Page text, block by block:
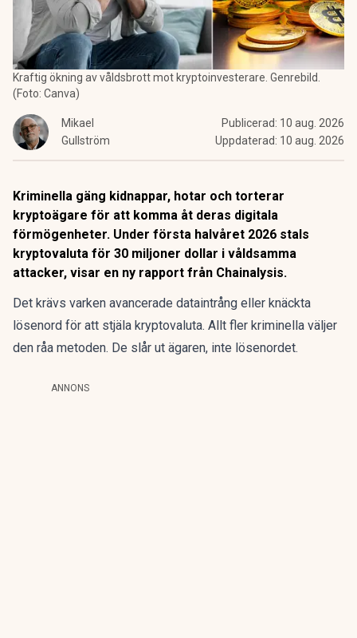
Kraftig ökning av våldsbrott mot kryptoinvesterare. Genrebild.
(Foto: Canva)
Mikael
Gullström
Publicerad: 10 aug. 2026
Uppdaterad: 10 aug. 2026
Kriminella gäng kidnappar, hotar och torterar
kryptoägare för att komma åt deras digitala
förmögenheter. Under första halvåret 2026 stals
kryptovaluta för 30 miljoner dollar i våldsamma
attacker, visar en ny rapport från Chainalysis.
Det krävs varken avancerade dataintrång eller knäckta
lösenord för att stjäla kryptovaluta. Allt fler kriminella väljer
den råa metoden. De slår ut ägaren, inte lösenordet.
ANNONS